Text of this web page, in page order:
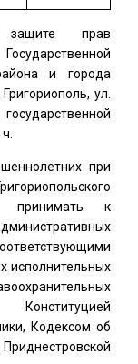
прав
и города
ул.
при
принимать к
исполнительных
Кодексом об